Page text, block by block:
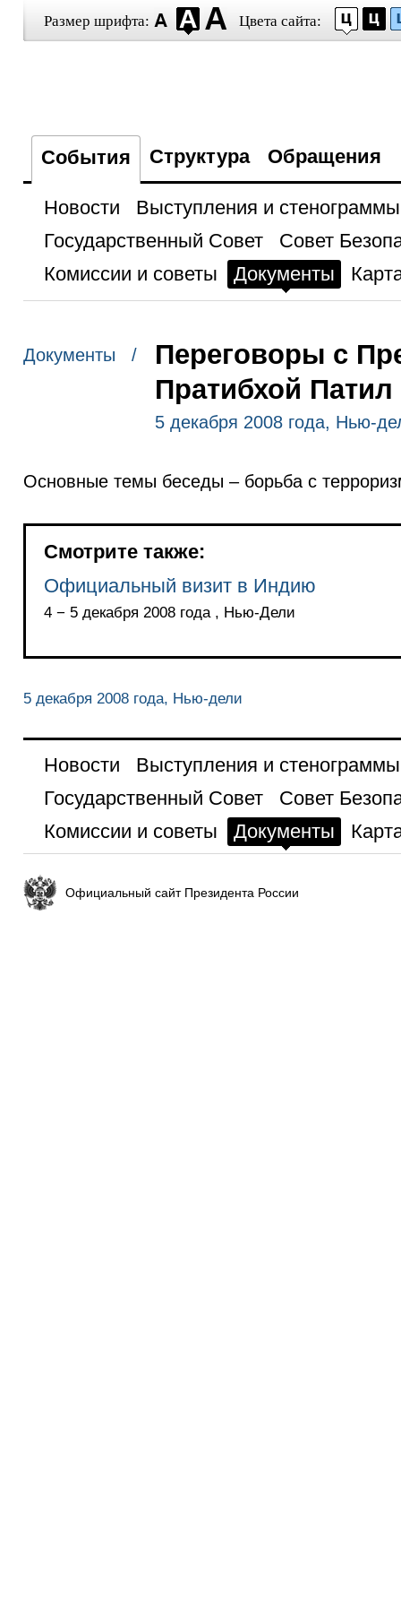
Размер шрифта: Цвета сайта:
События Структура Обращения
Новости
Выступления и стенограммы
Государственный Совет
Совет
Комиссии и советы
Документы
Документы /
Переговоры с
Пратибхой Патил
5 декабря 2008 года, Нью-
Основные темы беседы – борьба с
Смотрите также:
Официальный визит в Индию
4 − 5 декабря 2008 года , Нью-Дели
5 декабря 2008 года, Нью-дели
Новости
Выступления и стенограммы
Государственный Совет
Совет
Комиссии и советы
Документы
Официальный сайт Президента России